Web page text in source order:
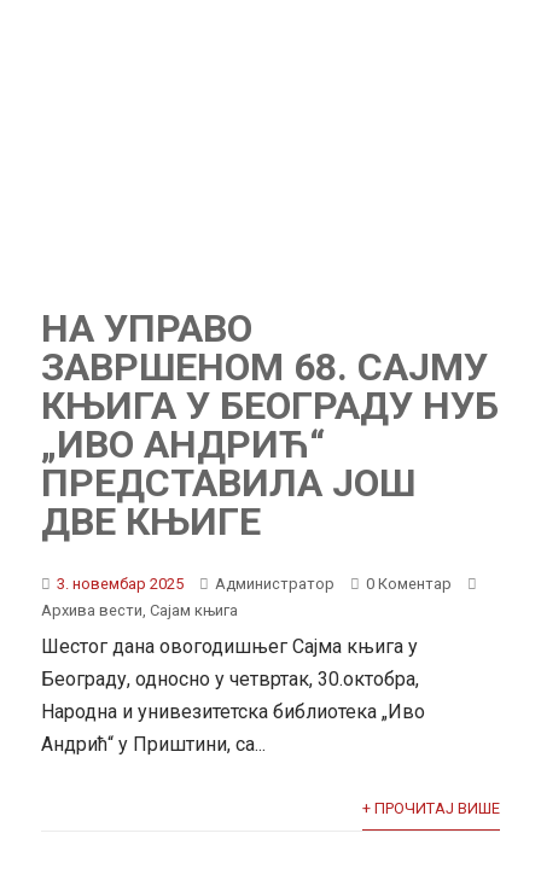
НА УПРАВО
ЗАВРШЕНОМ 68. САЈМУ
КЊИГА У БЕОГРАДУ НУБ
„ИВО АНДРИЋ“
ПРЕДСТАВИЛА ЈОШ
ДВЕ КЊИГЕ
3. новембар 2025 Администратор
0 Коментар
Архива вести,Сајам књига
Шестог дана овогодишњег Сајма књига у
Београду, односно у четвртак, 30.октобра,
Народна и унивезитетска библиотека „Иво
Андрић“ у Приштини, са...
+ ПРОЧИТАЈ ВИШЕ